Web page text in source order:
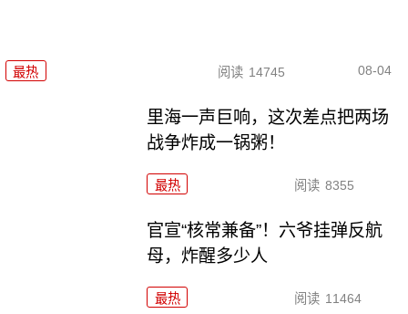
最热 阅读 14745 08-04
里海一声巨响，这次差点把两场
战争炸成一锅粥！
最热 阅读 8355
官宣“核常兼备”！六爷挂弹反航
母，炸醒多少人
最热 阅读 11464